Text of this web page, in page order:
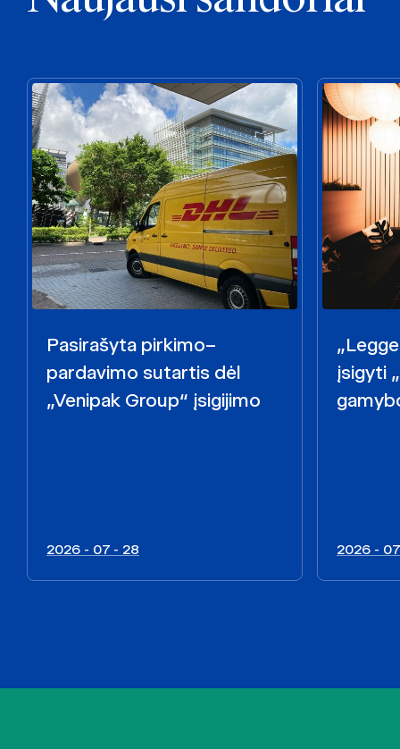
Pasirašyta pirkimo–
pardavimo sutartis dėl
„Venipak Group“ įsigijimo
2026 - 07 - 28
įsigyti
2026 -